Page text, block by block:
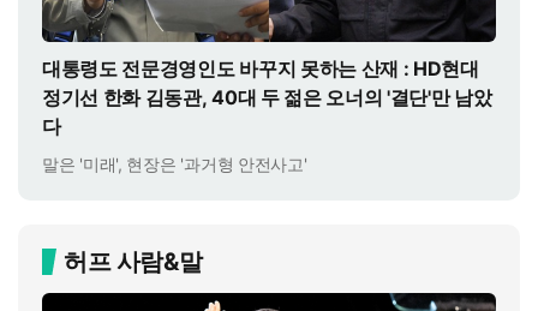
대통령도 전문경영인도 바꾸지 못하는 산재 : HD현대
정기선 한화 김동관, 40대 두 젊은 오너의 '결단'만 남았
다
말은 '미래', 현장은 '과거형 안전사고'
허프 사람&말